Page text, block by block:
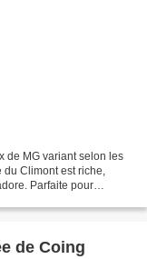
de MG variant selon les
Climont est riche,
Parfaite pour
de Coing